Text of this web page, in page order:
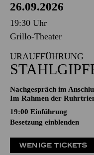
26.09.2026
19:30 Uhr
Grillo-Theater
URAUFFÜHRUNG
Nachgespräch im
Im Rahmen der
19:00 Einführung
Besetzung einblenden
WENIGE TICKETS